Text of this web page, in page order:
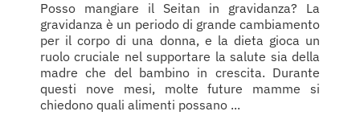
Posso mangiare il Seitan in gravidanza? La
gravidanza è un periodo di grande cambiamento
per il corpo di una donna, e la dieta gioca un
ruolo cruciale nel supportare la salute sia della
madre che del bambino in crescita. Durante
questi nove mesi, molte future mamme si
chiedono quali alimenti possano ...